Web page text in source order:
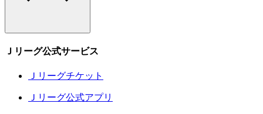
Ｊリーグ公式サービス
Ｊリーグチケット
Ｊリーグ公式アプリ